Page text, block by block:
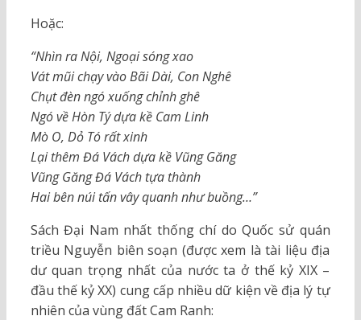
Hoặc:
“Nhìn ra Nội, Ngoại sóng xao
Vát mũi chạy vào Bãi Dài, Con Nghê
Chụt đèn ngó xuống chỉnh ghê
Ngó về Hòn Tý dựa kề Cam Linh
Mò O, Dỏ Tó rất xinh
Lại thêm Đá Vách dựa kề Vũng Găng
Vũng Găng Đá Vách tựa thành
Hai bên núi tấn vây quanh như buồng…”
Sách Đại Nam nhất thống chí do Quốc sử quán
triều Nguyễn biên soạn (được xem là tài liệu địa
dư quan trọng nhất của nước ta ở thế kỷ XIX –
đầu thế kỷ XX) cung cấp nhiều dữ kiện về địa lý tự
nhiên của vùng đất Cam Ranh: